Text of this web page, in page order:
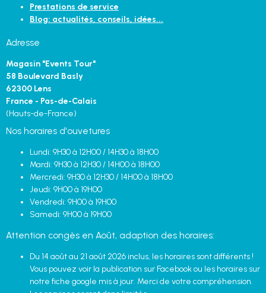
Prestations de service
Blog: actualités, conseils, idées...
Adresse
Magasin "Events Tour"
58 Boulevard Basly
62300 Lens
France - Pas-de-Calais
(Hauts-de-France)
Nos horaires d'ouvetures
Lundi: 9H30 à 12H00 / 14H30 à 18H00
Mardi: 9H30 à 12H30 / 14H00 à 18H00
Mercredi: 9H30 à 12H30 / 14H00 à 18H00
Jeudi: 9H00 à 19H00
Vendredi: 9H00 à 19H00
Samedi: 9H00 à 19H00
Attention congès en Août, adaption des horaires:
Du 14 août au 21 août 2026 inclus, les horaires sont différents !
Vous pouvez voir la publication sur Facebook ou les horaires sur
notre fiche google mis à jour. Merci de votre compréhension.